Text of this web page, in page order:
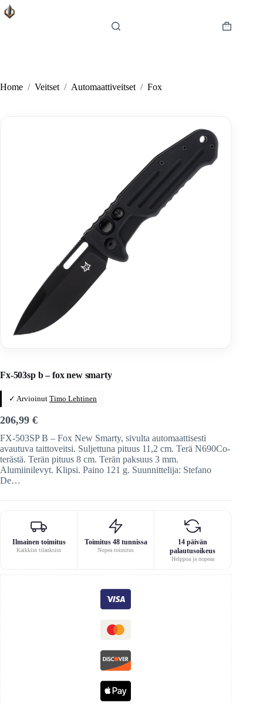
Skip
to
Shopping
Home / Veitset / Automaattiveitset / Fox
Fx-503sp b – fox new smarty
✓ Arvioinut Timo Lehtinen
206,99 €
FX-503SP B – Fox New Smarty, sivulta automaattisesti
avautuva taittoveitsi. Suljettuna pituus 11,2 cm. Terä N690Co-
terästä. Terän pituus 8 cm. Terän paksuus 3 mm.
Alumiinilevyt. Klipsi. Paino 121 g. Suunnittelija: Stefano
De…
Ilmainen toimitus
Kaikkiin tilauksiin
Toimitus 48 tunnissa
Nopea toimitus
14 päivän
palautusoikeus
Helppoa ja nopeaa